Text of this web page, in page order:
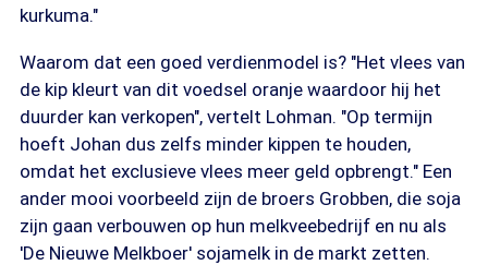
kurkuma."
Waarom dat een goed verdienmodel is? "Het vlees van
de kip kleurt van dit voedsel oranje waardoor hij het
duurder kan verkopen", vertelt Lohman. "Op termijn
hoeft Johan dus zelfs minder kippen te houden,
omdat het exclusieve vlees meer geld opbrengt." Een
ander mooi voorbeeld zijn de broers Grobben, die soja
zijn gaan verbouwen op hun melkveebedrijf en nu als
'De Nieuwe Melkboer' sojamelk in de markt zetten.